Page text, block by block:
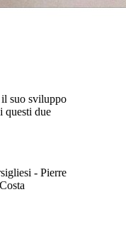
il suo sviluppo
questi due
- Pierre